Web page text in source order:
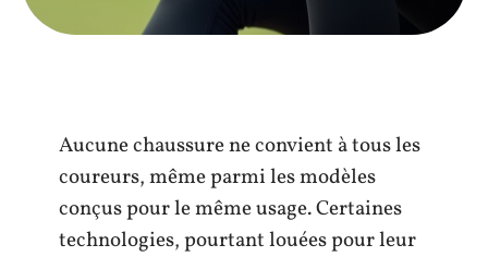
Aucune chaussure ne convient à tous les
coureurs, même parmi les modèles
conçus pour le même usage. Certaines
technologies, pourtant louées pour leur